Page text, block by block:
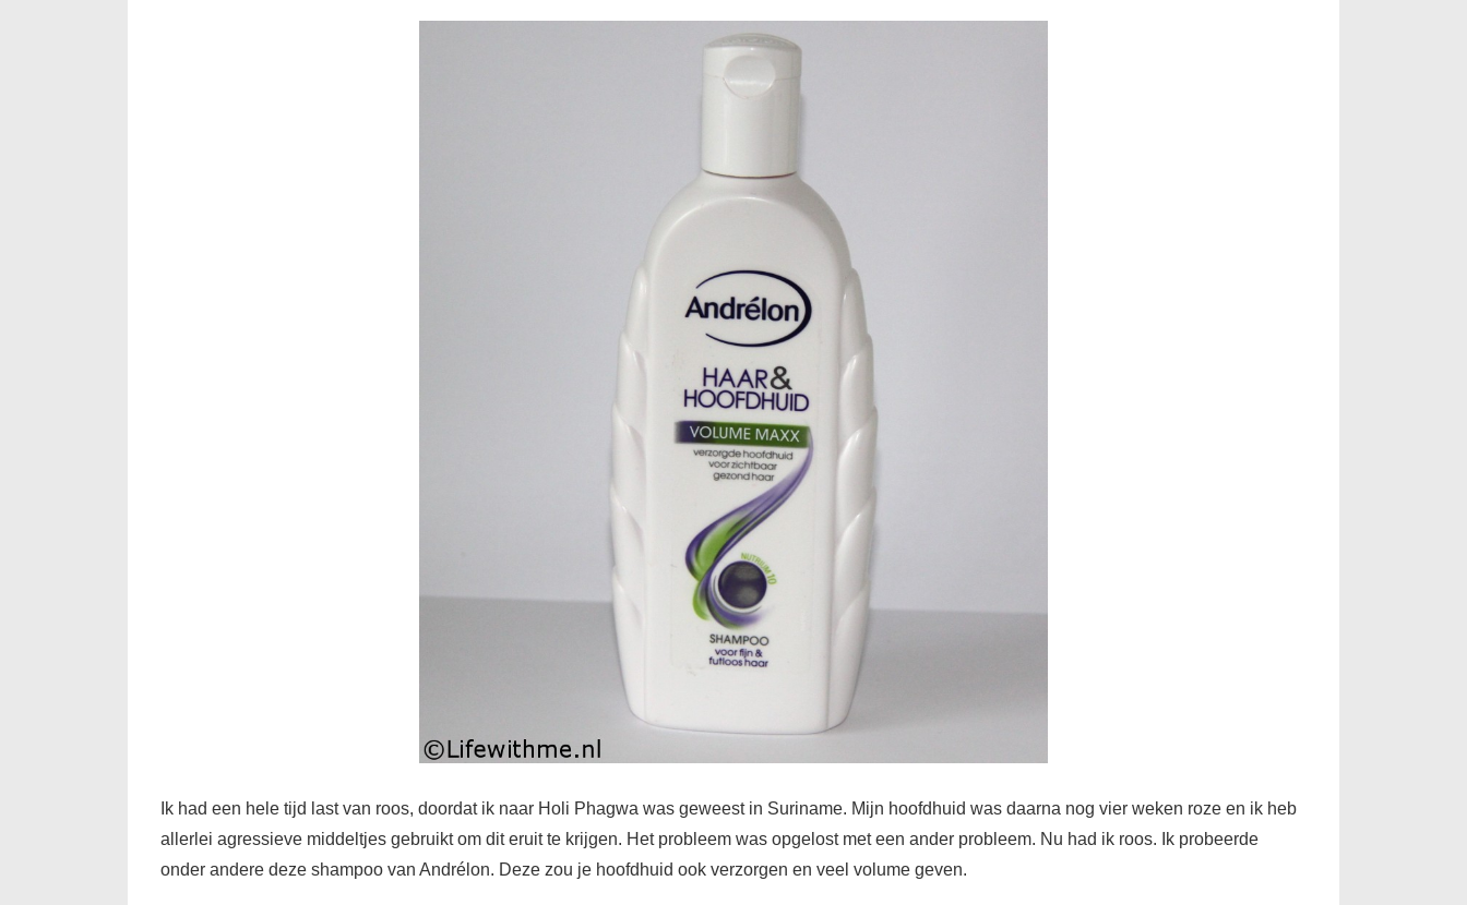
Ik had een hele tijd last van roos, doordat ik naar Holi Phagwa was geweest in Suriname. Mijn hoofdhuid was daarna nog vier weken roze en ik heb
allerlei agressieve middeltjes gebruikt om dit eruit te krijgen. Het probleem was opgelost met een ander probleem. Nu had ik roos. Ik probeerde
onder andere deze shampoo van Andrélon. Deze zou je hoofdhuid ook verzorgen en veel volume geven.